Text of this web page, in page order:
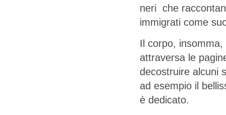
neri che
immigrati come
Il corpo, insomma,
attraversa le
decostruire alcuni
ad esempio il
è dedicato.